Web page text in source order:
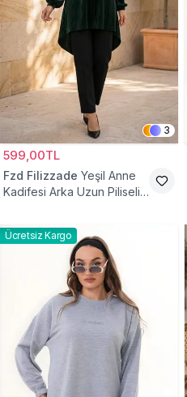
3
599,00TL
Fzd Filizzade Yeşil Anne
Kadifesi Arka Uzun Piliseli
Ücretsiz Kargo